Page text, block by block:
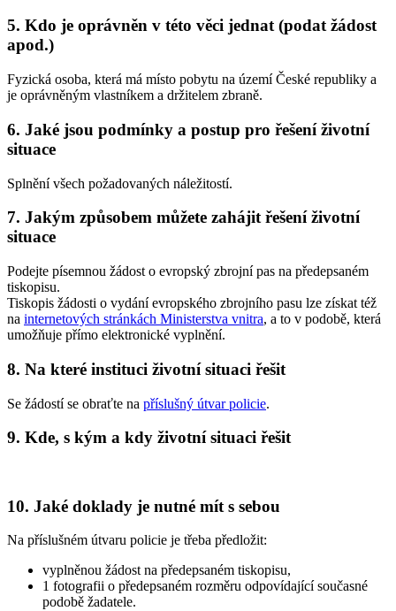
5. Kdo je oprávněn v této věci jednat (podat žádost
apod.)
Fyzická osoba, která má místo pobytu na území České republiky a
je oprávněným vlastníkem a držitelem zbraně.
6. Jaké jsou podmínky a postup pro řešení životní
situace
Splnění všech požadovaných náležitostí.
7. Jakým způsobem můžete zahájit řešení životní
situace
Podejte písemnou žádost o evropský zbrojní pas na předepsaném
tiskopisu.
Tiskopis žádosti o vydání evropského zbrojního pasu lze získat též
na internetových stránkách Ministerstva vnitra, a to v podobě, která
umožňuje přímo elektronické vyplnění.
8. Na které instituci životní situaci řešit
Se žádostí se obraťte na příslušný útvar policie.
9. Kde, s kým a kdy životní situaci řešit
10. Jaké doklady je nutné mít s sebou
Na příslušném útvaru policie je třeba předložit:
vyplněnou žádost na předepsaném tiskopisu,
1 fotografii o předepsaném rozměru odpovídající současné
podobě žadatele.